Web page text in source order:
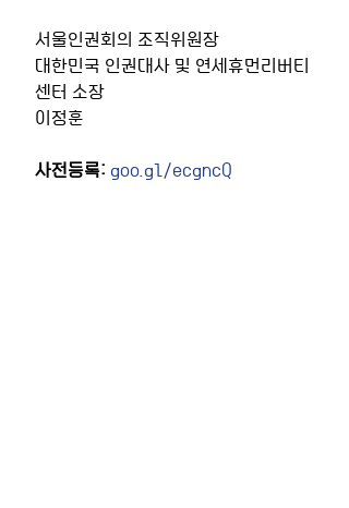
서울인권회의 조직위원장
대한민국 인권대사 및 연세휴먼리버티
센터 소장
이정훈
사전등록: goo.gl/ecgncQ